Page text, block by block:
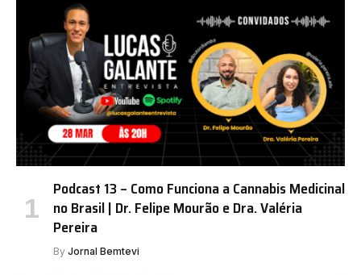
Podcast 13 – Como Funciona a Cannabis Medicinal
no Brasil | Dr. Felipe Mourão e Dra. Valéria
Pereira
By Jornal Bemtevi